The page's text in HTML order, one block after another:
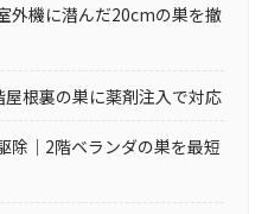
外機に潜んだ20cmの巣を撤
根裏の巣に薬剤注入で対応
除｜2階ベランダの巣を最短